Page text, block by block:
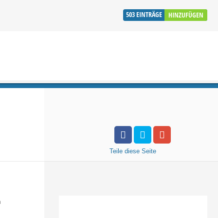
503EINTRÄGE HINZUFÜGEN
Teile diese Seite